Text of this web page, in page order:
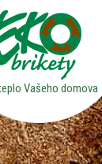
Vašeho domova